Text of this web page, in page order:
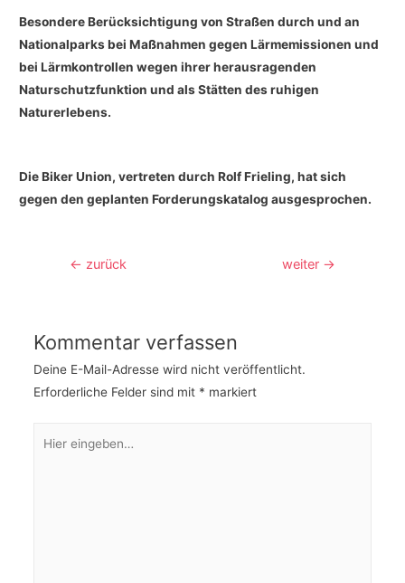
Besondere Berücksichtigung von Straßen durch und an
Nationalparks bei Maßnahmen gegen Lärmemissionen und
bei Lärmkontrollen wegen ihrer herausragenden
Naturschutzfunktion und als Stätten des ruhigen
Naturerlebens.
Die Biker Union, vertreten durch Rolf Frieling, hat sich
gegen den geplanten Forderungskatalog ausgesprochen.
Beitragsnavigation
← zurück weiter →
Kommentar verfassen
Deine E-Mail-Adresse wird nicht veröffentlicht.
Erforderliche Felder sind mit * markiert
eingeben…